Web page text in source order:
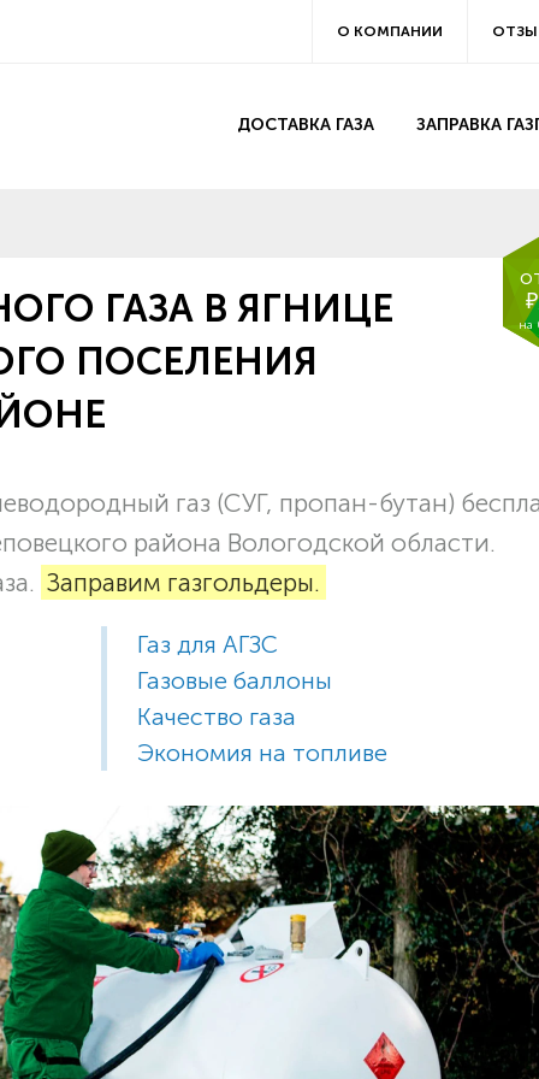
О КОМПАНИИ
ДОСТАВКА ГАЗА ЗАПРАВКА
на
ГАЗА В ЯГНИЦЕ
ПОСЕЛЕНИЯ
газ (СУГ, пропан-бутан)
района Вологодской области.
Заправим газгольдеры.
Газ для АГЗС
Газовые баллоны
Качество газа
Экономия на топливе